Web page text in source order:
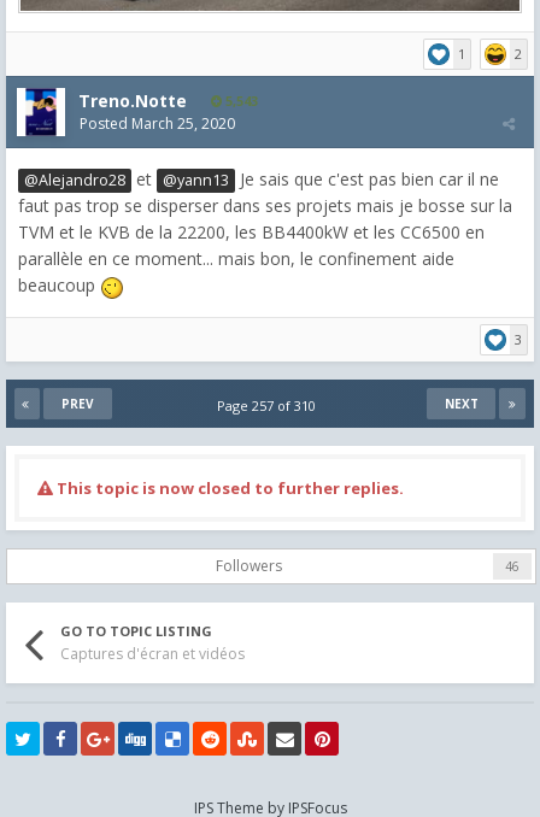
1 2
Treno.Notte 5,543
Posted March 25, 2020
@Alejandro28 et @yann13
Je sais que c'est pas bien car il ne
faut pas trop se disperser dans ses projets mais je bosse sur la
TVM et le KVB de la 22200, les BB4400kW et les CC6500 en
parallèle en ce moment... mais bon, le confinement aide
beaucoup
3
PREV NEXT
Page 257 of 310
This topic is now closed to further replies.
Followers 46
GO TO TOPIC LISTING
Captures d'écran et vidéos
IPS Theme by IPSFocus